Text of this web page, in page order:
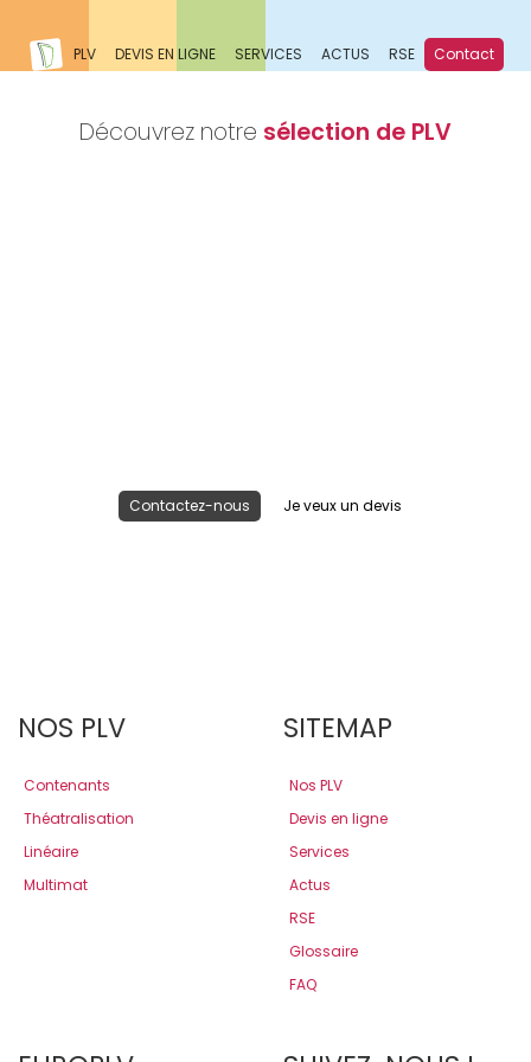
PLV DEVIS EN LIGNE SERVICES ACTUS RSE Contact
Découvrez notre sélection de PLV
Contactez-nous Je veux un devis
NOS PLV
Contenants
Théatralisation
Linéaire
Multimat
SITEMAP
Nos PLV
Devis en ligne
Services
Actus
RSE
Glossaire
FAQ